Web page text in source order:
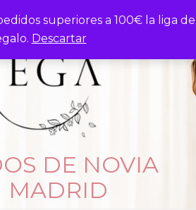
superiores a 100€ la liga de
Descartar
DE NOVIA
MADRID